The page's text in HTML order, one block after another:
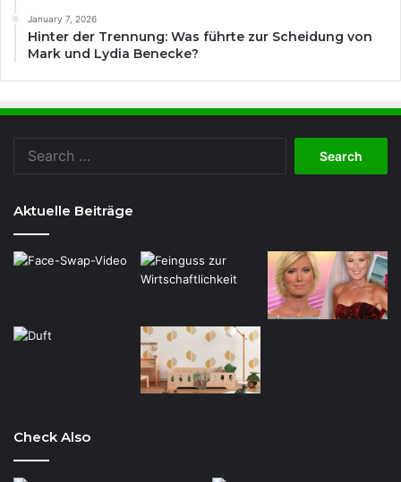
January 7, 2026
Hinter der Trennung: Was führte zur Scheidung von
Mark und Lydia Benecke?
Aktuelle Beiträge
Check Also